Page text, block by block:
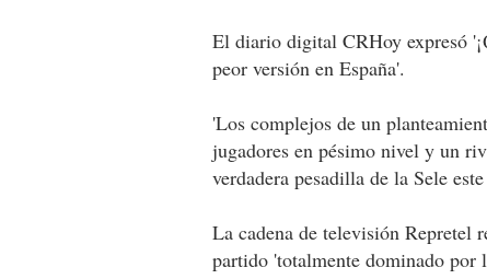
El diario digital CRHoy expresó
peor versión en España'.
'Los complejos de un
jugadores en pésimo nivel y un
verdadera pesadilla de la Sele
La cadena de televisión Repretel
partido 'totalmente dominado por